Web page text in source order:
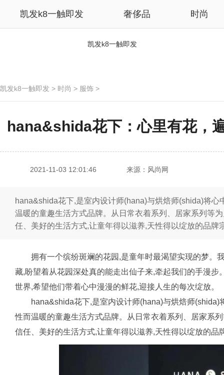
凯发k8一触即发 奢侈品 时尚
凯发k8一触即发
凯发k8一触即发 > 时尚 > 服饰 >
hana&shida花下：心里有花，
2021-11-03 12:01:46 来源：风尚网
hana&shida花下,是室内设计师(hana)与烘焙师(shida)将
温暖的童趣生活方式品牌。从日常衣着系列、居家系列等
任、美好的生活方式,让童年得以滋养,天性得以绽放的品牌
拥有一个缤纷斑斓的花园,是童年时最渴望实现的梦。
藏,盼望着从花园深处真的能走出仙子来,牵起我们的手漫
世界,希望他们带着心中漫漫的鲜花,迎接人生的每次绽放。
hana&shida花下,是室内设计师(hana)与烘焙师
性而温暖的童趣生活方式品牌。从日常衣着系列、居家系
信任、美好的生活方式,让童年得以滋养,天性得以绽放的品